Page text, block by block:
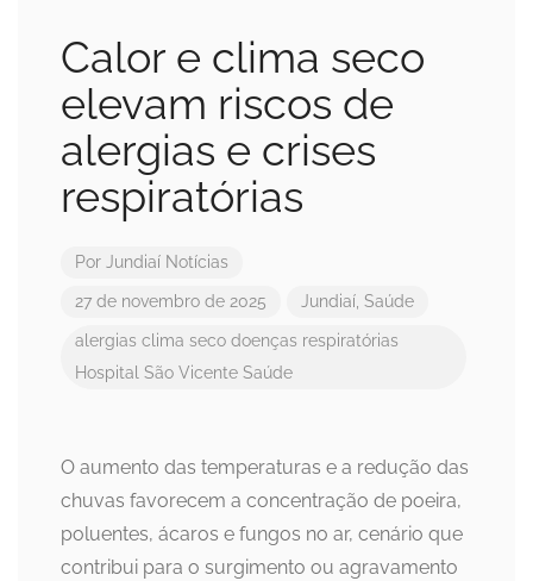
Calor e clima seco
elevam riscos de
alergias e crises
respiratórias
Por Jundiaí Notícias
27 de novembro de 2025 Jundiaí, Saúde
alergias clima seco doenças respiratórias
Hospital São Vicente Saúde
O aumento das temperaturas e a redução das
chuvas favorecem a concentração de poeira,
poluentes, ácaros e fungos no ar, cenário que
contribui para o surgimento ou agravamento